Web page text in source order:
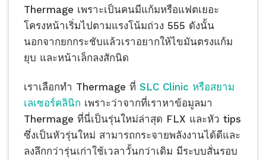
Thermage เพราะเป็นคนมีแก้มหรือแฟตเยอะ
โครงหน้าเริ่มไปตามแรงโน้มถ่วง 555 ดังนั้น
นอกจากยกกระชับแล้วเราอยากให้ไขมันตรงแก้ม
ยุบ และหน้าเล็กลงสักนิด
เราเลือกทำ Thermage ที่ SLC Clinic หรือสยาม
เลเซอร์คลินิก เพราะว่าจากที่เราหาข้อมูลมา
Thermage ที่นี่เป็นรุ่นใหม่ล่าสุด FLX และหัว tips
ซึ่งเป็นหัวรุ่นใหม่ สามารถกระจายพลังงานได้ดีและ
ลงลึกกว่ารุ่นเก่าใช้เวลาวั้นกว่าเดิม มีระบบสั่นรอบ